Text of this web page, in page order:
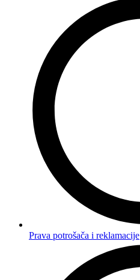
Prava potrošača i reklamacije